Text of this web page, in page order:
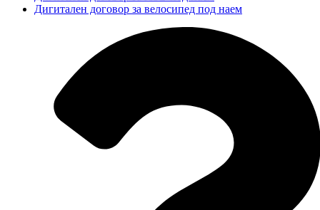
Дигитален договор за велосипед под наем